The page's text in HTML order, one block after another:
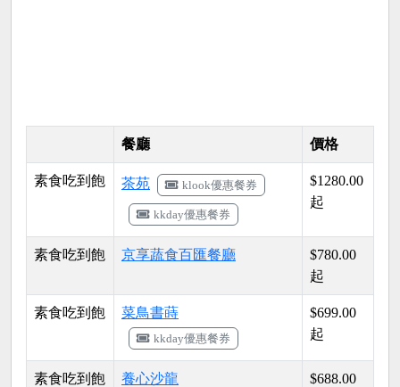
餐廳 價格
素食吃到飽 茶苑 klook優惠餐券
kkday優惠餐券
$1280.00
起
素食吃到飽 京享蔬食百匯餐廳
$780.00
起
素食吃到飽 菜鳥書蒔
kkday優惠餐券
$699.00
起
素食吃到飽 養心沙龍
$688.00